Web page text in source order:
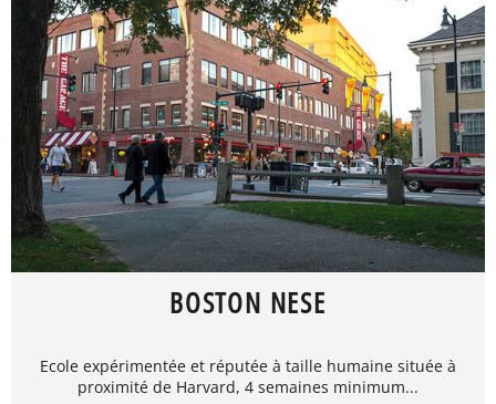
BOSTON NESE
Ecole expérimentée et réputée à taille humaine située à
proximité de Harvard, 4 semaines minimum...